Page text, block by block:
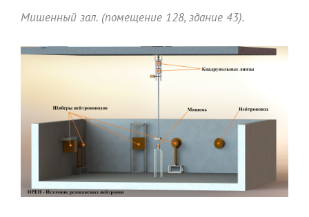
Мишенный зал. (помещение 128, здание 43).